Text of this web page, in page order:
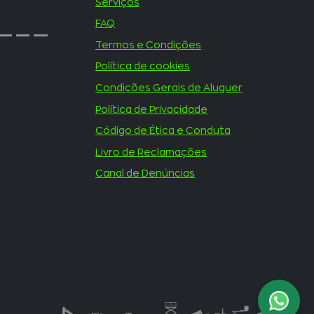
FAQ
Termos e Condições
Política de cookies
Condições Gerais de Aluguer
Política de Privacidade
Código de Ética e Conduta
Livro de Reclamações
Canal de Denúncias